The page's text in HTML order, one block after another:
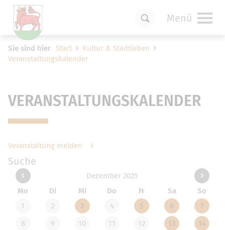
Menü
Sie sind hier Start
Kultur & Stadtleben
Veranstaltungskalender
VERANSTALTUNGSKALENDER
Veranstaltung melden
Suche
Dezember 2025
Mo
Di Mi Do Fr Sa
So
1
2 3 4 5 6
7
8
9 10 11 12 13
14
vornehmen zu können wird die Berechtigung
fürfunktionale Cookies